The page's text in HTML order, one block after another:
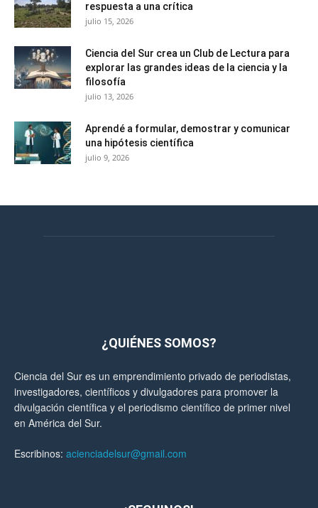
respuesta a una crítica
julio 15, 2026
Ciencia del Sur crea un Club de Lectura para
explorar las grandes ideas de la ciencia y la
filosofía
julio 13, 2026
Aprendé a formular, demostrar y comunicar
una hipótesis científica
julio 9, 2026
¿QUIÉNES SOMOS?
Ciencia del Sur es un emprendimiento privado de periodistas,
investigadores, científicos y divulgadores para promover la
divulgación científica y el periodismo científico de primer nivel
en América del Sur.
Escribinos: acienciadelsur@gmail.com